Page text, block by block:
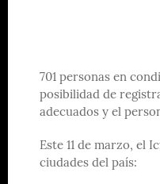
701 personas en
posibilidad de
adecuados y el
Este 11 de marzo, el
ciudades del país: